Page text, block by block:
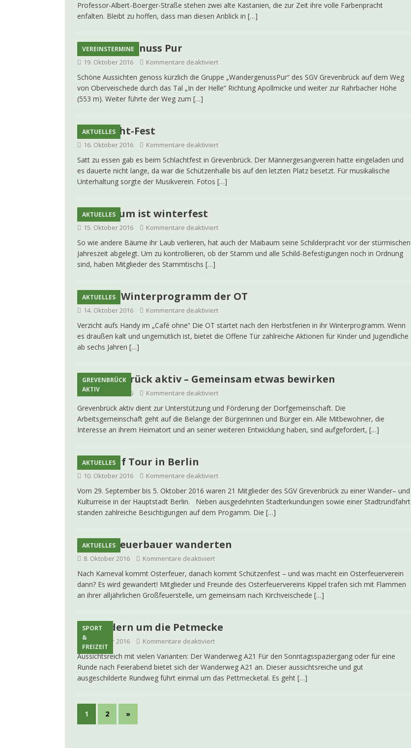
Professor-Albert-Boerger-Straße stehen zwei alte Kastanien, die zur Zeit ihre volle Farbenpracht
enfalten. Bleibt zu hoffen, dass man diesen Anblick in […]
VEREINSTERMINE
Wandergenuss Pur
19. Oktober 2016 Kommentare deaktiviert
Schöne Aussichten genoss kürzlich die Gruppe „WandergenussPur“ des SGV Grevenbrück auf dem Weg
von Oberveischede durch das Tal „In der Helle“ Richtung Apollmicke und weiter zur Rahrbacher Höhe
(553 m). Weiter führte der Weg zum […]
AKTUELLES
Schlacht-Fest
16. Oktober 2016 Kommentare deaktiviert
Satt zu essen gab es beim Schlachtfest in Grevenbrück. Der Männergesangverein hatte eingeladen und
es dauerte nicht lange, da war die Schützenhalle bis auf den letzten Platz besetzt. Für musikalische
Unterhaltung sorgte der Musikverein. Fotos […]
AKTUELLES
Maibaum ist winterfest
15. Oktober 2016 Kommentare deaktiviert
So wie andere Bäume ihr Laub verlieren, hat auch der Maibaum seine Schilderpracht vor der stürmischen
Jahreszeit abgelegt. Um zu kontrollieren, ob der Stamm und alle Schild-Befestigungen noch in Ordnung
sind, haben Mitglieder des Stammtischs […]
AKTUELLES
Neues Winterprogramm der OT
14. Oktober 2016 Kommentare deaktiviert
Verzicht aufs Handy im „Café ohne“ Die OT startet nach den Herbstferien in ihr Winterprogramm. Wenn
es draußen kalt und ungemütlich ist, bietet die Offene Tür zahlreiche Aktionen für Kinder und Jugendliche
ab sechs Jahren […]
GREVENBRÜCK
AKTIV
Grevenbrück aktiv – Gemeinsam etwas bewirken
11. Oktober 2016 Kommentare deaktiviert
Grevenbrück aktiv dient zur Unterstützung und Förderung der Dorfgemeinschaft. Die
Arbeitsgemeinschaft geht auf die Belange der Bürgerinnen und Bürger ein. Alle Mitbewohner, die
Interesse an ihrem Heimatort und an seiner weiteren Entwicklung haben, sind aufgefordert, […]
AKTUELLES
SGV auf Tour in Berlin
10. Oktober 2016 Kommentare deaktiviert
Vom 29. September bis 5. Oktober 2016 waren 21 Mitglieder des SGV Grevenbrück zu einer Wander– und
Kulturreise in der Hauptstadt Berlin. Neben ausgedehnten Stadterkundungen sowie einer Stadtrundfahrt
standen zahlreiche Besichtigungen auf dem Progamm. Die […]
AKTUELLES
Osterfeuerbauer wanderten
8. Oktober 2016 Kommentare deaktiviert
Nach Karneval kommt Osterfeuer, danach kommt Schützenfest – und was macht ein Osterfeuerverein
dann? Es wird gewandert! Mitglieder und Freunde des Osterfeuervereins Kippel trafen sich mit Flammen
an ihrer alljährlichen Großfeuerstelle, um gemeinsam nach Kirchveischede […]
SPORT
&
FREIZEIT
Wandern um die Petmecke
8. Oktober 2016 Kommentare deaktiviert
Aussichtsreich mit vielen Varianten: Der Wanderweg A21 Für den Sonntagsspaziergang oder für eine
Runde nach Feierabend bietet sich der Wanderweg A21 an. Dieser aussichtsreiche und gut
ausgeschilderte Rundweg führt einmal um das Pettmecketal. Es geht […]
1 2 »